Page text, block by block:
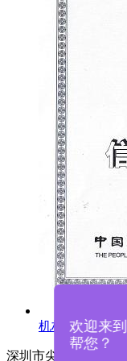
机构信用代码
深圳市尖锋精密科技
欢迎来
帮您？